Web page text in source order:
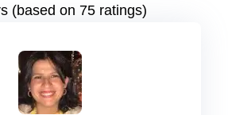
(based on 75 ratings)